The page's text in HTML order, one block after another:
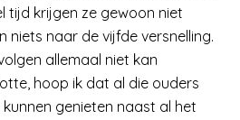
tijd krijgen ze gewoon niet
niets naar de vijfde versnelling.
allemaal niet kan
hoop ik dat al die ouders
genieten naast al het